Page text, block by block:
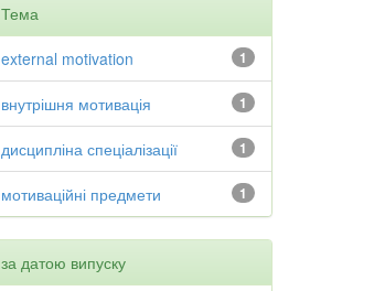
Тема
1
external motivation
1
внутрішня мотивація
1
дисципліна спеціалізації
1
мотиваційні предмети
за датою випуску